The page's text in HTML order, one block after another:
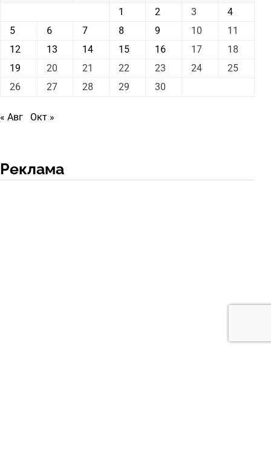
1
2 3
4
5
6 7 8 9 10
11
12
13 14 15 16 17
18
19
20 21 22 23 24
25
26
27 28 29 30
« Авг Окт »
Реклама